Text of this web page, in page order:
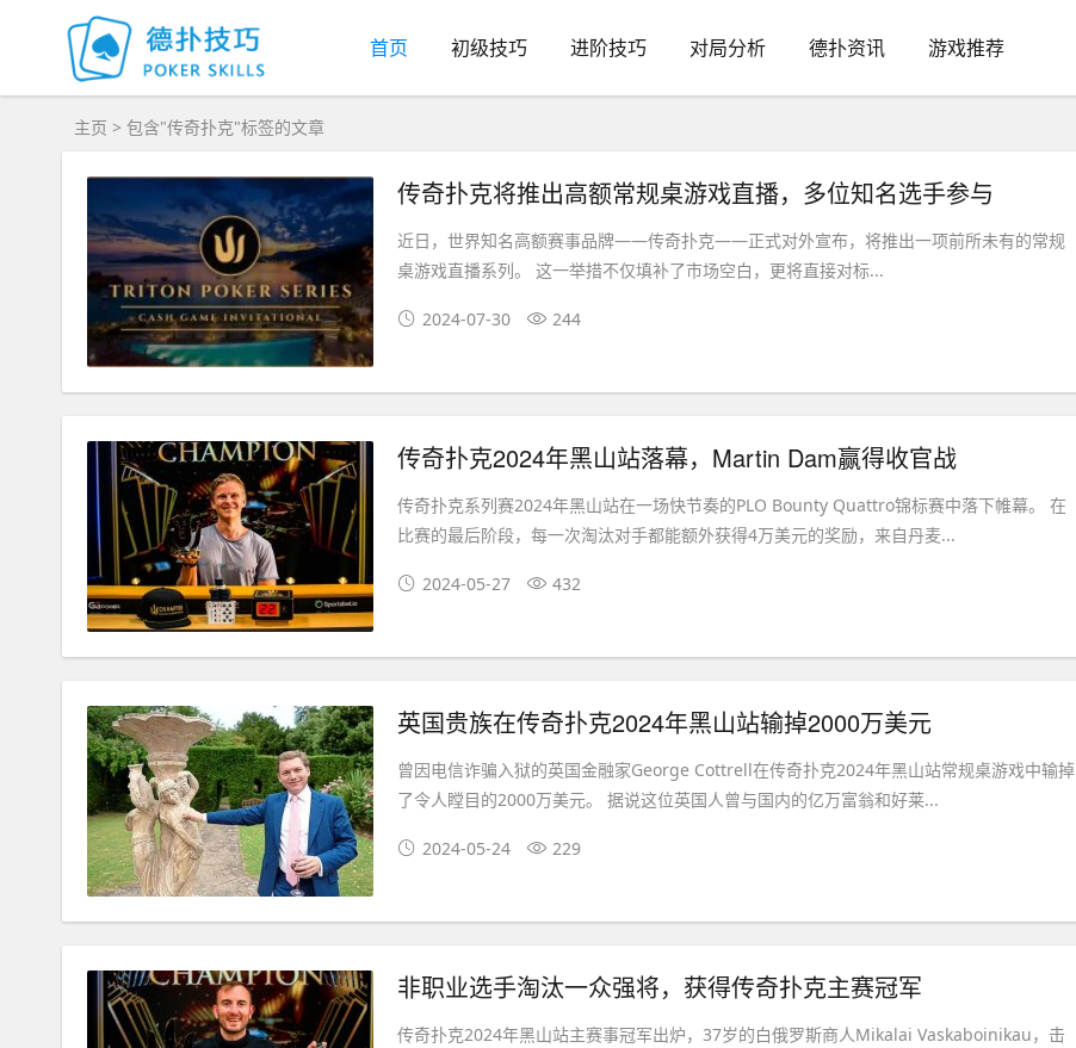
首页 初级技巧 进阶技巧 对局分析 德扑资讯 游戏推荐
主页 > 包含"传奇扑克"标签的文章
传奇扑克将推出高额常规桌游戏直播，多位知名选手参与
近日，世界知名高额赛事品牌——传奇扑克——正式对外宣布，将推出一项前所未有的常规
桌游戏直播系列。 这一举措不仅填补了市场空白，更将直接对标...
2024-07-30 244
传奇扑克2024年黑山站落幕，Martin Dam赢得收官战
传奇扑克系列赛2024年黑山站在一场快节奏的PLO Bounty Quattro锦标赛中落下帷幕。 在
比赛的最后阶段，每一次淘汰对手都能额外获得4万美元的奖励，来自丹麦...
2024-05-27 432
英国贵族在传奇扑克2024年黑山站输掉2000万美元
曾因电信诈骗入狱的英国金融家George Cottrell在传奇扑克2024年黑山站常规桌游戏中输掉
了令人瞠目的2000万美元。 据说这位英国人曾与国内的亿万富翁和好莱...
2024-05-24 229
非职业选手淘汰一众强将，获得传奇扑克主赛冠军
传奇扑克2024年黑山站主赛事冠军出炉，37岁的白俄罗斯商人Mikalai Vaskaboinikau，击